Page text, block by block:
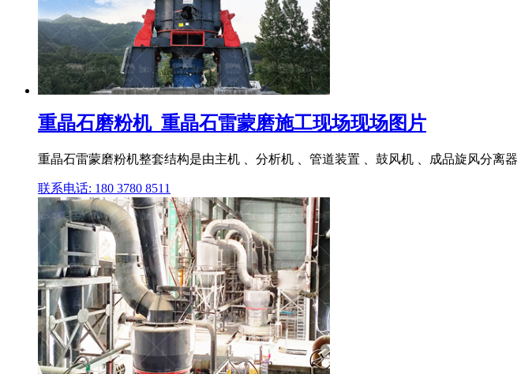
重晶石磨粉机_重晶石雷蒙磨施工现场现场图片
重晶石雷蒙磨粉机整套结构是由主机 、分析机 、管道装置 、鼓风机 、成品旋风分离
联系电话: 180 3780 8511